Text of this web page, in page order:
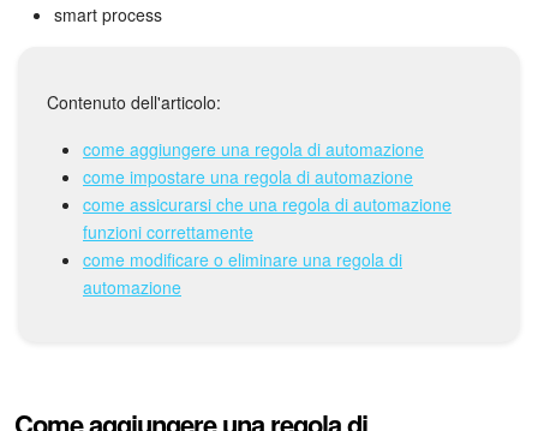
Incarichi e progetti
Progetti IA
CRM
Prenotazione online
smart process
Contenuto dell'articolo:
come aggiungere una regola di automazione
come impostare una regola di automazione
come assicurarsi che una regola di automazione
funzioni correttamente
come modificare o eliminare una regola di
automazione